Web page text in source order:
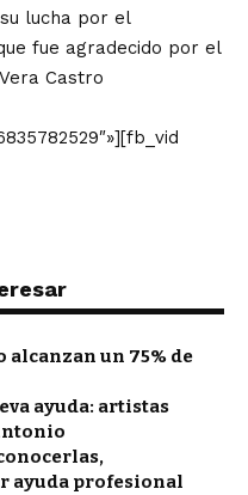
lucha por el
fue agradecido por el
Castro
alcanzan un 75% de
ayuda: artistas
ayuda profesional